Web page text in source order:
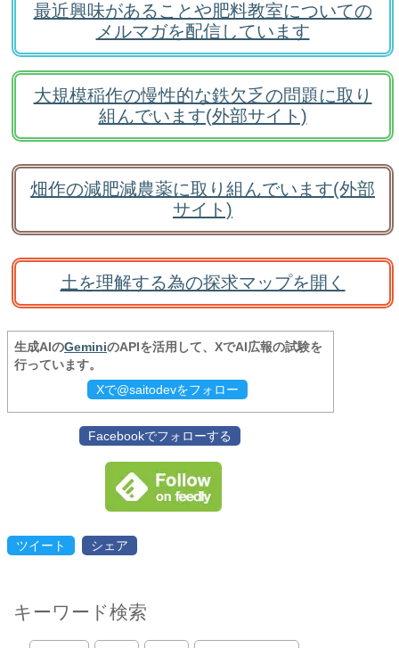
最近興味があることや肥料教室についての
メルマガを配信しています
大規模稲作の慢性的な鉄欠乏の問題に取り
組んでいます(外部サイト)
畑作の減肥減農薬に取り組んでいます(外部
サイト)
土を理解する為の探求マップを開く
生成AIのGeminiのAPIを活用して、XでAI広報の試験を
行っています。
Xで@saitodevをフォロー
Facebookでフォローする
ツイート シェア
キーワード検索